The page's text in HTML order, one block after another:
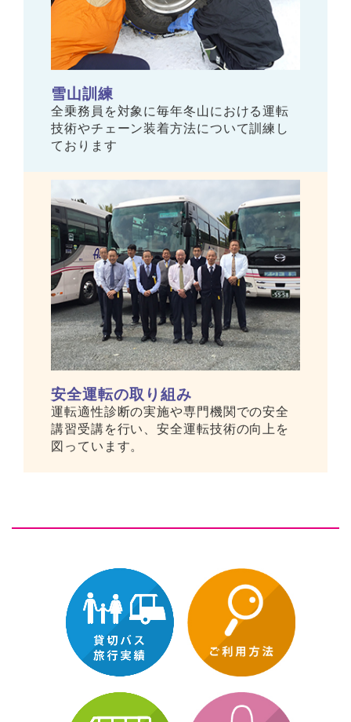
雪山訓練
全乗務員を対象に毎年冬山における運転
技術やチェーン装着方法について訓練し
ております
安全運転の取り組み
運転適性診断の実施や専門機関での安全
講習受講を行い、安全運転技術の向上を
図っています。